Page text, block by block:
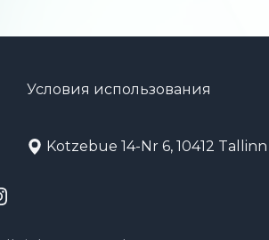
Условия использования
Kotzebue 14-Nr 6, 10412 Tallinn